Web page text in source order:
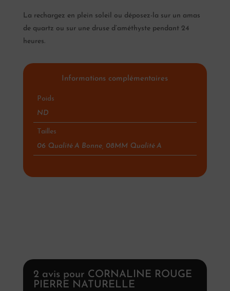
La rechargez en plein soleil ou déposez-la sur un amas
de quartz ou sur une druse d’améthyste pendant 24
heures.
Informations complémentaires
Poids
ND
Tailles
06 Qualité A Bonne, 08MM Qualité A
2 avis pour CORNALINE ROUGE
PIERRE NATURELLE